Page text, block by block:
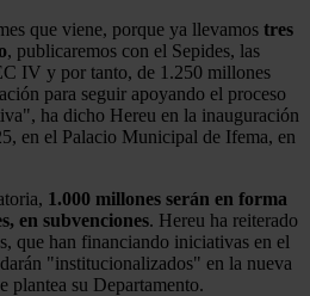
que viene, porque ya llevamos tres
, publicaremos con el Sepides, las
IV y por tanto, de 1.250 millones
para seguir apoyando el proceso
ha dicho Hereu en la inauguración
en el Palacio Municipal de Ifema, en
1.000 millones serán en forma
en subvenciones. Hereu ha reiterado
que han financiando iniciativas en el
"institucionalizados" en la nueva
plantea su Departamento.